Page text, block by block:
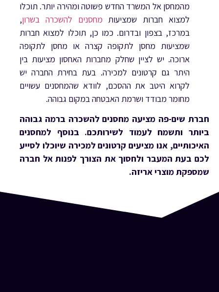
מהמחסן אל המשרד החדש פשוטה ומהירה יותר. תוכלו
למצוא חברות שמציעות מחסנים להשכרה בשרון,
במרכז, בצפון ובדרום. כמו כן, תוכלו למצוא חברות
שמציעות מחסן לתקופה קצרה או מחסן לתקופה
ארוכה. יש לציין שחלק מחברות האחסון מציעות בין
היתר גם קרטונים למכירה. בעת בחירת החברה יש
לקרוא היטב את ההסכם, לוודא שהמחסנים עשויים
מחומר מבודד ושרמת האבטחה במקום גבוהה.
חברת שים-פה מציעה מחסנים להשכרה ברמה גבוהה
ביותר ותשמח לעמוד לשירותכם. בנוסף למחסנים
האיכותיים, אנו מציעים קרטונים למכירה שיוכלו לסייע
לכם בעת המעבר ולחסוך את הצורך לפנות אל חברה
שמספקת מוצרי אריזה.